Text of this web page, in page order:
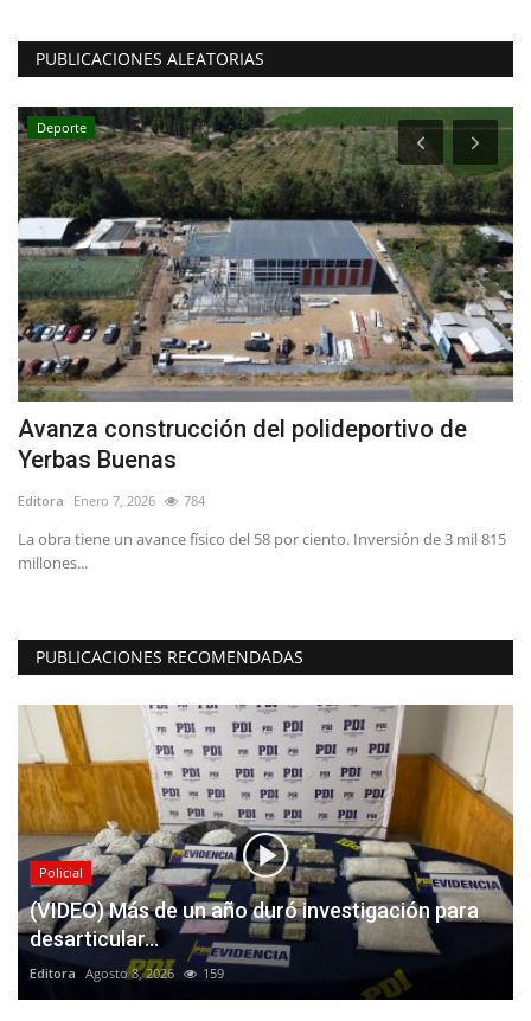
PUBLICACIONES ALEATORIAS
Deporte
Avanza construcción del polideportivo de
Yerbas Buenas
Editora Enero 7, 2026 784
La obra tiene un avance físico del 58 por ciento. Inversión de 3 mil 815
millones...
PUBLICACIONES RECOMENDADAS
Policial
(VIDEO) Más de un año duró investigación para
desarticular...
Editora Agosto 8, 2026 159